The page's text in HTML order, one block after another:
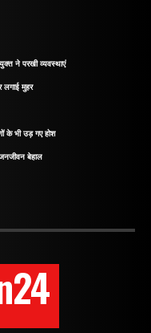
ने परखी व्यवस्थाएं
लगाई मुहर
के भी उड़ गए होश
बेहाल